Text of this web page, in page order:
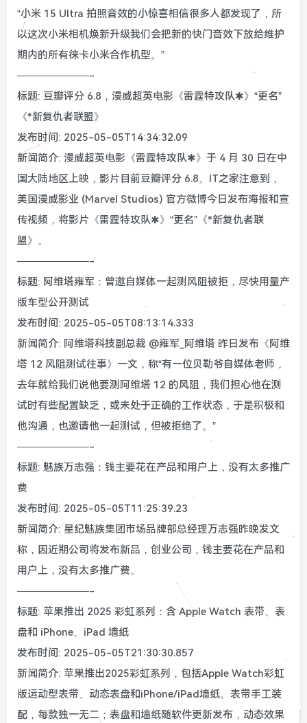
“小米 15 Ultra 拍照音效的小惊喜相信很多人都发现了，所
以这次小米相机焕新升级我们会把新的快门音效下放给维护
期内的所有徕卡小米合作机型。”
———————-
标题: 豆瓣评分 6.8，漫威超英电影《雷霆特攻队✱》“更名”
《*新复仇者联盟》
发布时间: 2025-05-05T14:34:32.09
新闻简介: 漫威超英电影《雷霆特攻队✱》于 4 月 30 日在中
国大陆地区上映，影片目前豆瓣评分 6.8。IT之家注意到，
美国漫威影业 (Marvel Studios) 官方微博今日发布海报和宣
传视频，将影片《雷霆特攻队✱》“更名”《*新复仇者联
盟》。
———————-
标题: 阿维塔雍军：曾邀自媒体一起测风阻被拒，尽快用量产
版车型公开测试
发布时间: 2025-05-05T08:13:14.333
新闻简介: 阿维塔科技副总裁 @雍军_阿维塔 昨日发布《阿维
塔 12 风阻测试往事》一文，称“有一位贝勒爷自媒体老师，
去年就给我们说他要测阿维塔 12 的风阻，我们担心他在测
试时有些配置缺乏，或未处于正确的工作状态，于是积极和
他沟通，也邀请他一起测试，但被拒绝了。”
———————-
标题: 魅族万志强：钱主要花在产品和用户上，没有太多推广
费
发布时间: 2025-05-05T11:25:39.23
新闻简介: 星纪魅族集团市场品牌部总经理万志强昨晚发文
称，因近期公司将发布新品，创业公司，钱主要花在产品和
用户上，没有太多推广费。
———————-
标题: 苹果推出 2025 彩虹系列：含 Apple Watch 表带、表
盘和 iPhone、iPad 墙纸
发布时间: 2025-05-05T21:30:30.857
新闻简介: 苹果推出2025彩虹系列，包括Apple Watch彩虹
版运动型表带、动态表盘和iPhone/iPad墙纸。表带手工装
配，每款独一无二；表盘和墙纸随软件更新发布，动态效果